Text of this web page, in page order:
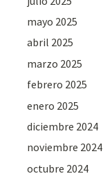
mayo 2025
abril 2025
marzo 2025
febrero 2025
enero 2025
diciembre 2024
noviembre 2024
octubre 2024